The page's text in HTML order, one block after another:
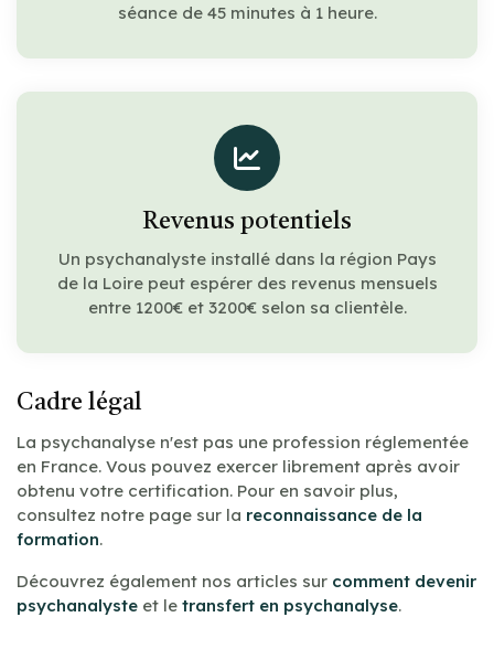
séance de 45 minutes à 1 heure.
Revenus potentiels
Un psychanalyste installé dans la région Pays
de la Loire peut espérer des revenus mensuels
entre 1200€ et 3200€ selon sa clientèle.
Cadre légal
La psychanalyse n'est pas une profession réglementée
en France. Vous pouvez exercer librement après avoir
obtenu votre certification. Pour en savoir plus,
consultez notre page sur la reconnaissance de la
formation.
Découvrez également nos articles sur comment devenir
psychanalyste et le transfert en psychanalyse.